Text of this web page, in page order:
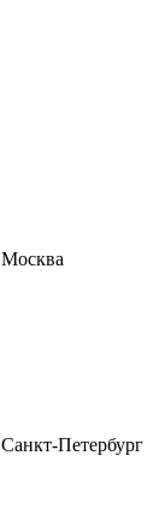
Москва
Санкт-Петербург